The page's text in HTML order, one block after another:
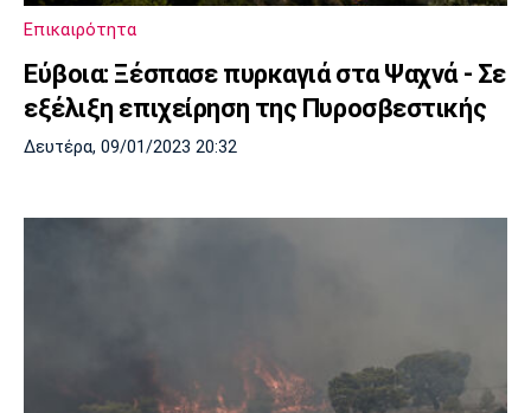
Επικαιρότητα
Εύβοια: Ξέσπασε πυρκαγιά στα Ψαχνά - Σε
εξέλιξη επιχείρηση της Πυροσβεστικής
Δευτέρα, 09/01/2023 20:32